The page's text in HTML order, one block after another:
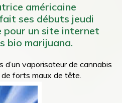
américaine
ses débuts jeudi
pour un site internet
bio marijuana.
d’un vaporisateur de cannabis
de forts maux de tête.